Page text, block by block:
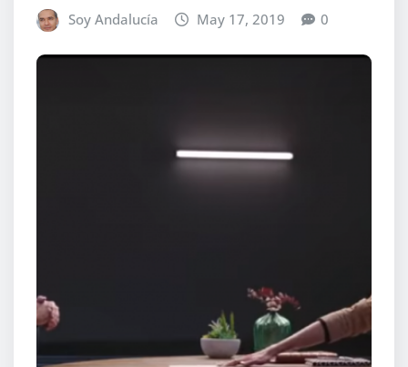
Soy Andalucía May 17, 2019 0